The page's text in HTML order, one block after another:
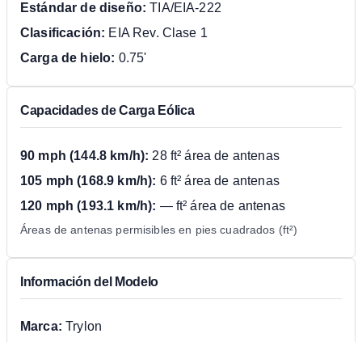
Estándar de diseño: TIA/EIA-222
Clasificación: EIA Rev. Clase 1
Carga de hielo: 0.75'
Capacidades de Carga Eólica
90 mph (144.8 km/h): 28 ft² área de antenas
105 mph (168.9 km/h): 6 ft² área de antenas
120 mph (193.1 km/h): — ft² área de antenas
Áreas de antenas permisibles en pies cuadrados (ft²)
Información del Modelo
Marca: Trylon